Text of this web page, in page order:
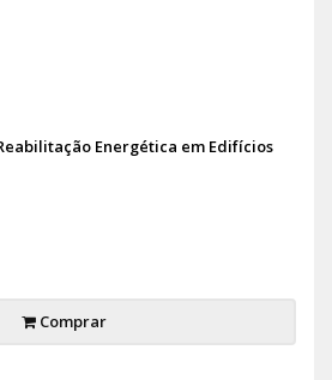
Energética em Edifícios
Comprar